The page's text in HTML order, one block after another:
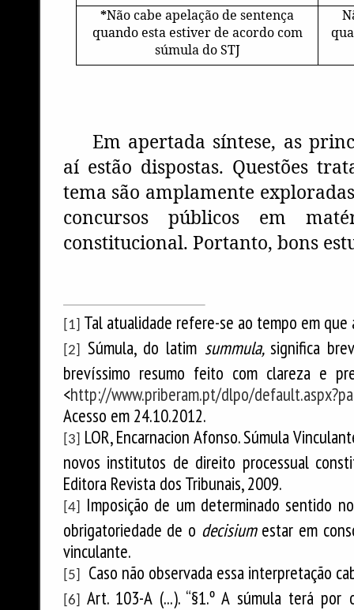
*Não cabe apelação de sentença
quando esta estiver de acordo com
súmula do STJ
Em apertada síntese, as
aí estão dispostas. Questões
tema são amplamente
concursos públicos em
constitucional. Portanto, bons
[1] Tal atualidade refere-se ao tempo em que
[2] Súmula, do latim summula, significa
brevíssimo resumo feito com clareza e
<http://www.priberam.pt/dlpo/
Acesso em 24.10.2012.
[3]
LOR, Encarnacion Afonso. Súmula
novos institutos de direito processual
Editora Revista dos Tribunais, 2009.
[4]
Imposição de um determinado sentido
obrigatoriedade de o decisium estar em
vinculante.
[5] Caso não observada essa interpretação
[6]
Art. 103-A (...). “§1.º A súmula terá